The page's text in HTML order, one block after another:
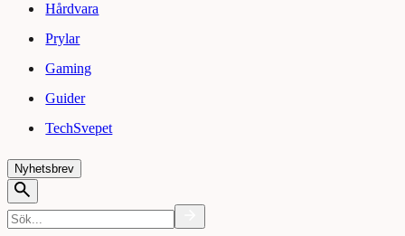
Hårdvara
Prylar
Gaming
Guider
TechSvepet
Nyhetsbrev